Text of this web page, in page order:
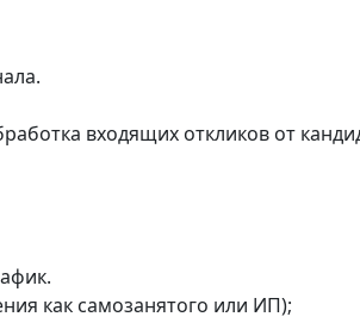
входящих откликов от
как самозанятого или ИП);